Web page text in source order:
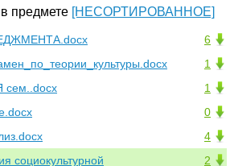
предмете [НЕСОРТИРОВАННОЕ]
6
1
1
0
4
2
социокультурной